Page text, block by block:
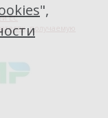
ЕС
получаемую
",